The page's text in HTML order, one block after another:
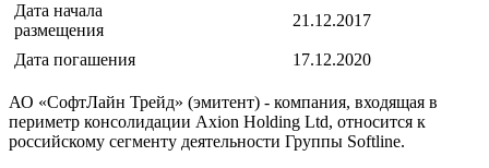
Дата начала
размещения
21.12.2017
Дата погашения 17.12.2020
АО «СофтЛайн Трейд» (эмитент) - компания, входящая в
периметр консолидации Axion Holding Ltd, относится к
российскому сегменту деятельности Группы Softline.